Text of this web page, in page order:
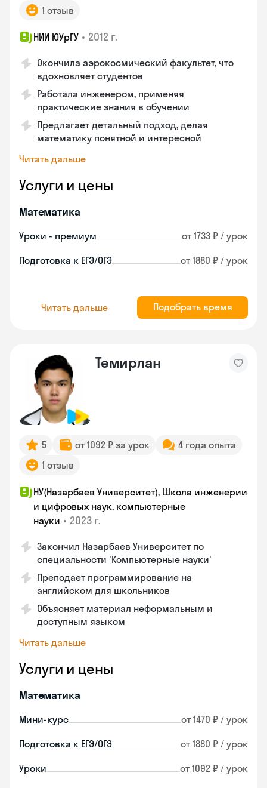
1 отзыв
НИИ ЮУрГУ • 2012 г.
Окончила аэрокосмический факультет, что
вдохновляет студентов
Работала инженером, применяя
практические знания в обучении
Предлагает детальный подход, делая
математику понятной и интересной
Читать дальше
Услуги и цены
Математика
Уроки - премиум от 1733 ₽ / урок
Подготовка к ЕГЭ/ОГЭ от 1880 ₽ / урок
Читать дальше Подобрать время
Темирлан
5 от 1092 ₽ за урок
4 года опыта
1 отзыв
НУ(Назарбаев Университет), Школа инженерии
и цифровых наук, компьютерные
науки • 2023 г.
Закончил Назарбаев Университет по
специальности 'Компьютерные науки'
Преподает программирование на
английском для школьников
Объясняет материал неформальным и
доступным языком
Читать дальше
Услуги и цены
Математика
Мини-курс от 1470 ₽ / урок
Подготовка к ЕГЭ/ОГЭ от 1880 ₽ / урок
Уроки от 1092 ₽ / урок